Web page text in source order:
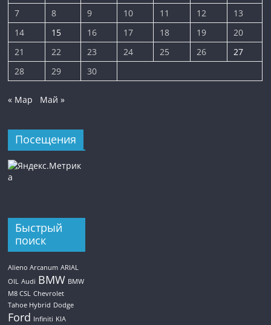
7
8 9 10 11 12
13
14
15 16 17 18 19
20
21
22 23 24 25 26
27
28
29 30
« Мар Май »
Посещения
Быстрый
поиск
Alieno Arcanum ARIAL
OIL
Audi BMW BMW
M8 CSL
Chevrolet
Tahoe Hybrid Dodge
Ford Infiniti KIA